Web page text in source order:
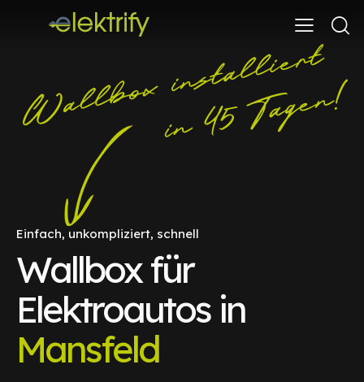
Einfach, unkompliziert, schnell
Wallbox für
Elektroautos in
Mansfeld